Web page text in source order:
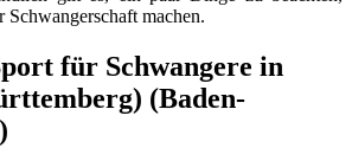
Schwangerschaft machen.
für Schwangere in
(Baden-